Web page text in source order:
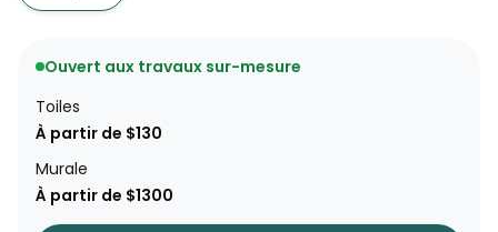
Ouvert aux travaux sur-mesure
Toiles
À partir de $130
Murale
À partir de $1300